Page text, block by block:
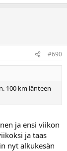
#690
100 km länteen
ja ensi viikon
ja taas
nyt alkukesän